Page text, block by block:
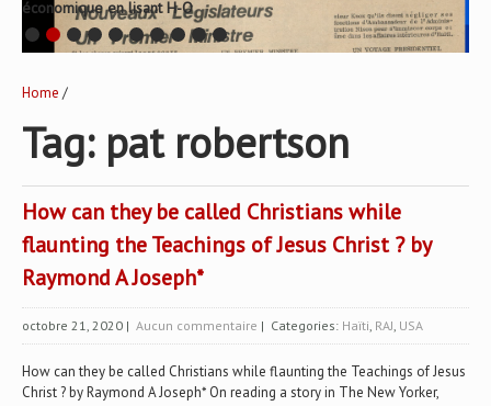
économique en lisant H-O
Home /
Tag: pat robertson
How can they be called Christians while
flaunting the Teachings of Jesus Christ ? by
Raymond A Joseph*
octobre 21, 2020 | Aucun commentaire | Categories: Haïti, RAJ, USA
How can they be called Christians while flaunting the Teachings of Jesus
Christ ? by Raymond A Joseph* On reading a story in The New Yorker,